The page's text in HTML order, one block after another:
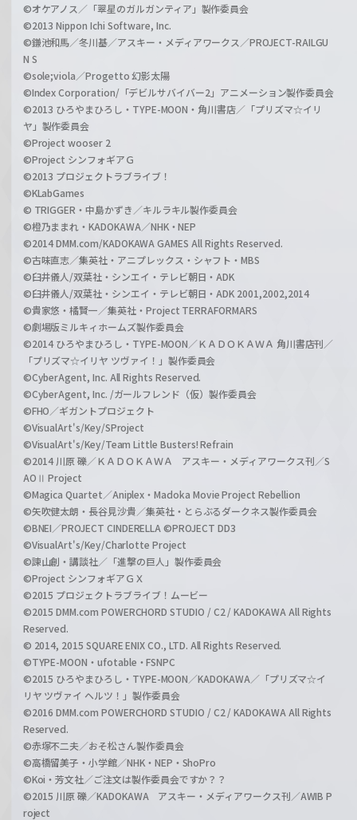
©オケアノス／「翠星のガルガンティア」製作委員会
©2013 Nippon Ichi Software, Inc.
©鎌池和馬／冬川基／アスキー・メディアワークス／PROJECT-RAILGU
N S
©sole;viola／Progetto 幻影太陽
©Index Corporation/「デビルサバイバー2」アニメーション製作委員会
©2013 ひろやまひろし・TYPE-MOON・角川書店／「プリズマ☆イリ
ヤ」製作委員会
©Project wooser 2
©Project シンフォギアＧ
©2013 プロジェクトラブライブ！
©KLabGames
© TRIGGER・中島かずき／キルラキル製作委員会
©橙乃ままれ・KADOKAWA／NHK・NEP
©2014 DMM.com/KADOKAWA GAMES All Rights Reserved.
©古味直志／集英社・アニプレックス・シャフト・MBS
©臼井儀人/双葉社・シンエイ・テレビ朝日・ADK
©臼井儀人/双葉社・シンエイ・テレビ朝日・ADK 2001,2002,2014
©貴家悠・橘賢一／集英社・Project TERRAFORMARS
©劇場版ミルキィホームズ製作委員会
©2014 ひろやまひろし・TYPE-MOON／ＫＡＤＯＫＡＷＡ 角川書店刊／
「プリズマ☆イリヤ ツヴァイ！」製作委員会
©CyberAgent, Inc. All Rights Reserved.
©CyberAgent, Inc. /ガールフレンド（仮）製作委員会
©FHO／ギガントプロジェクト
©VisualArt's/Key/SProject
©VisualArt's/Key/Team Little Busters! Refrain
©2014 川原 礫／ＫＡＤＯＫＡＷＡ アスキー・メディアワークス刊／S
AOⅡ Project
©Magica Quartet／Aniplex・Madoka Movie Project Rebellion
©矢吹健太朗・長谷見沙貴／集英社・とらぶるダークネス製作委員会
©BNEI／PROJECT CINDERELLA ©PROJECT DD3
©VisualArt's/Key/Charlotte Project
©諫山創・講談社／「進撃の巨人」製作委員会
©Project シンフォギアＧＸ
©2015 プロジェクトラブライブ！ムービー
©2015 DMM.com POWERCHORD STUDIO / C2 / KADOKAWA All Rights
Reserved.
© 2014, 2015 SQUARE ENIX CO., LTD. All Rights Reserved.
©TYPE-MOON・ufotable・FSNPC
©2015 ひろやまひろし・TYPE-MOON／KADOKAWA／「プリズマ☆イ
リヤ ツヴァイ ヘルツ！」製作委員会
©2016 DMM.com POWERCHORD STUDIO / C2 / KADOKAWA All Rights
Reserved.
©赤塚不二夫／おそ松さん製作委員会
©高橋留美子・小学館／NHK・NEP・ShoPro
©Koi・芳文社／ご注文は製作委員会ですか？？
©2015 川原 礫／KADOKAWA アスキー・メディアワークス刊／AWIB P
roject